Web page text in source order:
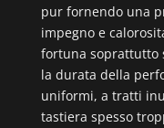
pur fornendo una
impegno e
fortuna soprattutto
la durata della
uniformi, a tratti
tastiera spesso